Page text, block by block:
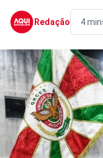
Redação 4